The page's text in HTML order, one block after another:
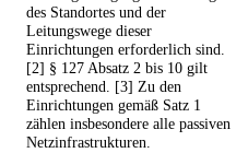
des Standortes und der
Leitungswege dieser
Einrichtungen erforderlich sind.
[2] § 127 Absatz 2 bis 10 gilt
entsprechend. [3] Zu den
Einrichtungen gemäß Satz 1
zählen insbesondere alle passiven
Netzinfrastrukturen.